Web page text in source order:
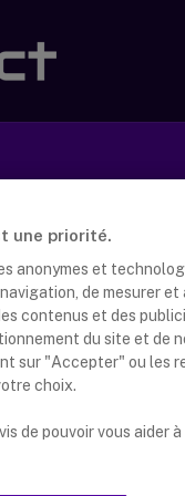
une priorité.
anonymes et
de mesurer et
contenus et des
du site et de
sur "Accepter" ou les
choix.
de pouvoir vous aider